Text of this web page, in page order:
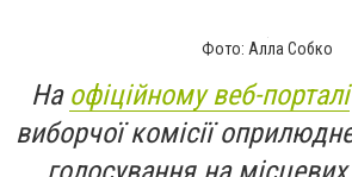
Фото: Алла Собко
На офіційному веб-порталі
виборчої комісії